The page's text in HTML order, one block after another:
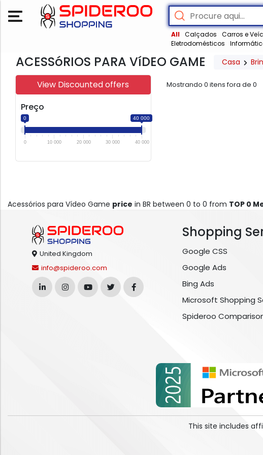
All Calçados
Carros e
Eletrodomésticos
ACESSóRIOS PARA VíDEO GAME Casa
View Discounted offers
Preço
0 40 000
0 10 000 20 000 30 000 40 000
Mostrando 0 itens fora de 0
Acessórios para Vídeo Game price in BR between 0 to 0 from TOP 0
United Kingdom
info@spideroo.com
Shopping
Google CSS
Google Ads
Bing Ads
Microsoft Shopping
Spideroo
This site includes